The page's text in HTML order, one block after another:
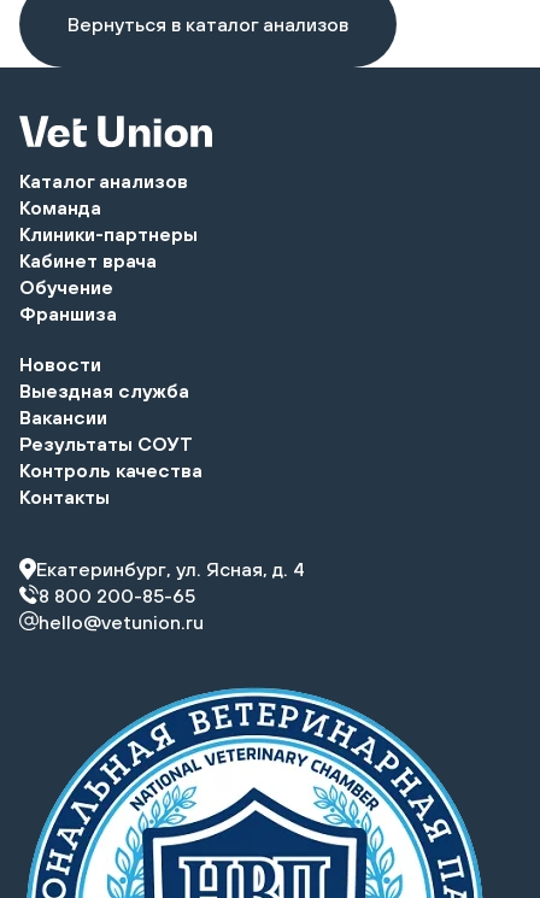
Вернуться в каталог анализов
Каталог анализов
Команда
Клиники-партнеры
Кабинет врача
Обучение
Франшиза
Новости
Выездная служба
Вакансии
Результаты СОУТ
Контроль качества
Контакты
Екатеринбург, ул. Ясная, д. 4
8 800 200-85-65
hello@vetunion.ru